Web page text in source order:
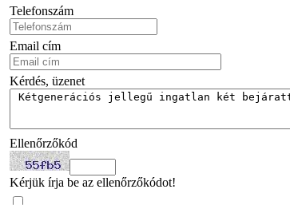
Telefonszám
Email cím
Kérdés, üzenet
Ellenőrzőkód
Kérjük írja be az ellenőrzőkódot!